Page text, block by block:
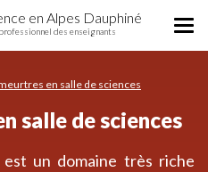
en Alpes Dauphiné
des enseignants
en salle de sciences
salle de sciences
est un domaine très riche